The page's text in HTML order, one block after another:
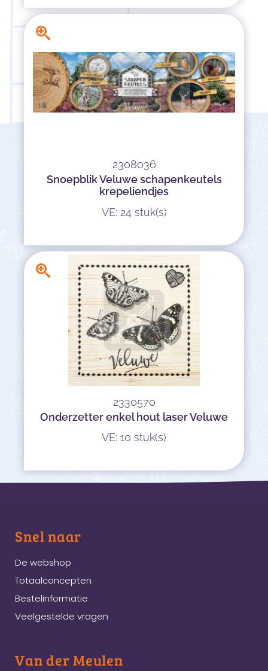
2308036
Snoepblik Veluwe schapenkeutels
krepeliendjes
VE: 24 stuk(s)
2330570
Onderzetter enkel hout laser Veluwe
VE: 10 stuk(s)
Snel naar
De webshop
Totaalconcepten
Bestelinformatie
Veelgestelde vragen
Van der Meulen